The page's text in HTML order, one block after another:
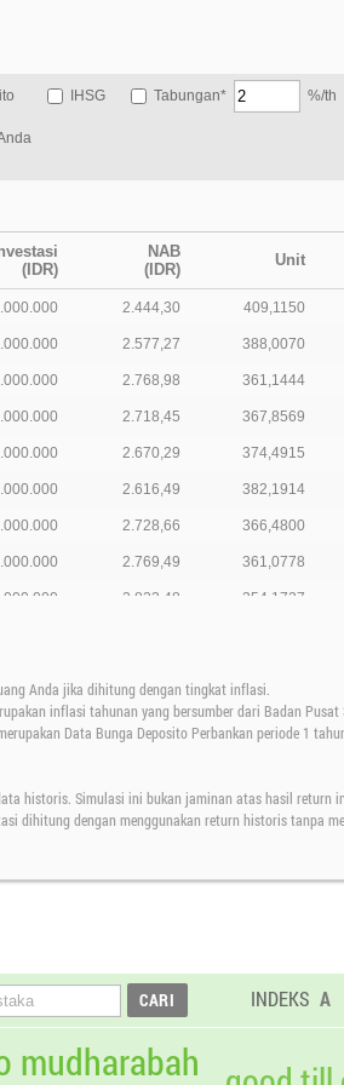
IHSG Tabungan* %/th
(IDR)
NAB
(IDR)
Unit
2.444,30 409,1150
2.577,27 388,0070
2.768,98 361,1444
2.718,45 367,8569
2.670,29 374,4915
2.616,49 382,1914
2.728,66 366,4800
2.769,49 361,0778
2.823,48 354,1727
2.721,61 367,4295
2.799,45 357,2127
2.778,40 359,9192
2.500,58 399,9074
2.463,43 405,9379
Anda jika dihitung dengan tingkat inflasi.
inflasi tahunan yang bersumber dari Badan
Data Bunga Deposito Perbankan periode 1
historis. Simulasi ini bukan jaminan atas hasil return
dihitung dengan menggunakan return historis tanpa
INDEKS A
mudharabah